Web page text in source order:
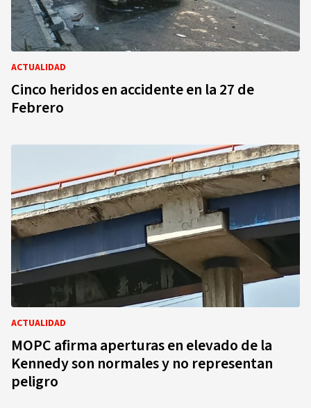
ACTUALIDAD
Cinco heridos en accidente en la 27 de
Febrero
ACTUALIDAD
MOPC afirma aperturas en elevado de la
Kennedy son normales y no representan
peligro